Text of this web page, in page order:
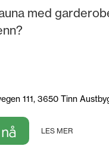
med
111, 3650 Tinn
LES MER